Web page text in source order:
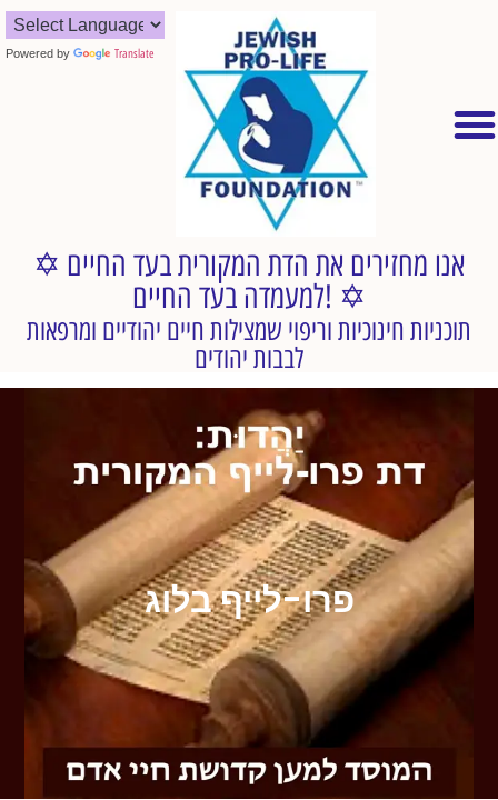
Powered by Translate
✡︎ אנו מחזירים את הדת המקורית בעד החיים
למעמדה בעד החיים! ✡︎
תוכניות חינוכיות וריפוי שמצילות חיים יהודיים ומרפאות
לבבות יהודים
פרו-לייף בלוג